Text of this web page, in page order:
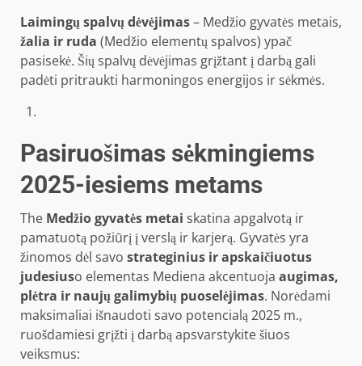
Laimingų spalvų dėvėjimas– Medžio gyvatės metais,
žalia ir ruda (Medžio elementų spalvos) ypač
pasisekė. Šių spalvų dėvėjimas grįžtant į darbą gali
padėti pritraukti harmoningos energijos ir sėkmės.
Pasiruošimas sėkmingiems
2025-iesiems metams
The Medžio gyvatės metai skatina apgalvotą ir
pamatuotą požiūrį į verslą ir karjerą. Gyvatės yra
žinomos dėl savo strateginius ir apskaičiuotus
judesiuso elementas Mediena akcentuoja augimas,
plėtra ir naujų galimybių puoselėjimas. Norėdami
maksimaliai išnaudoti savo potencialą 2025 m.,
ruošdamiesi grįžti į darbą apsvarstykite šiuos
veiksmus: